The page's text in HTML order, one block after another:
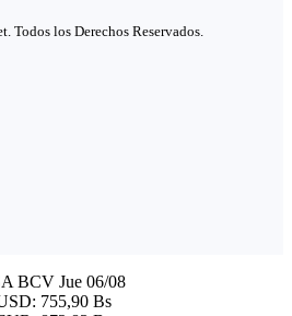
los Derechos Reservados.
BCV Jue 06/08
755,90 Bs